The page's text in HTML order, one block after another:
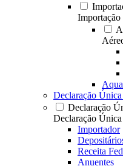
Importação
Declaração
Declaração
Declaração
Importador
Receita
Anuentes